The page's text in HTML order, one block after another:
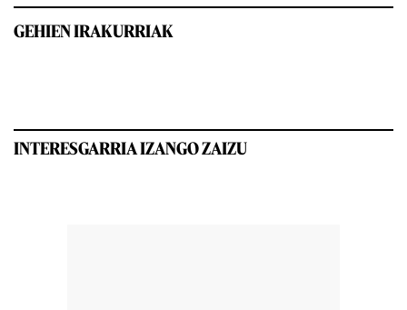
GEHIEN IRAKURRIAK
INTERESGARRIA IZANGO ZAIZU